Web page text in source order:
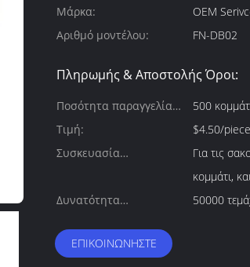
Μάρκα:
OEM
Αριθμό μοντέλου:
FN-DB02
Πληρωμής & Αποστολής Όροι:
Ποσότητα παραγγελίας
min:
500
Τιμή:
$4.50/
Συσκευασία
Για τις
κομμάτι,
Δυνατότητα
50000
ΕΠΙΚΟΙΝΩΝΉΣΤΕ